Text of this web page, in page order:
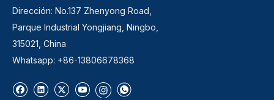
Dirección: No.137 Zhenyong Road,
Parque Industrial Yongjiang, Ningbo,
315021, China
Whatsapp: +86-13806678368